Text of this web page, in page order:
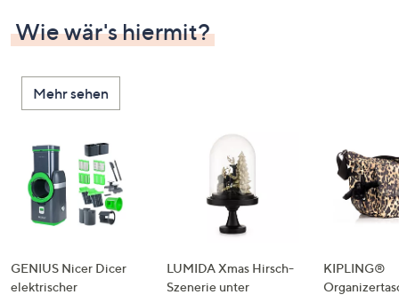
Wie wär's hiermit?
Mehr sehen
GENIUS Nicer Dicer
elektrischer
LUMIDA Xmas Hirsch-
Szenerie unter
KIPLING®